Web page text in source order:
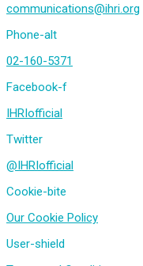
communications@ihri.org
Phone-alt
02-160-5371
Facebook-f
IHRIofficial
Twitter
@IHRIofficial
Cookie-bite
Our Cookie Policy
User-shield